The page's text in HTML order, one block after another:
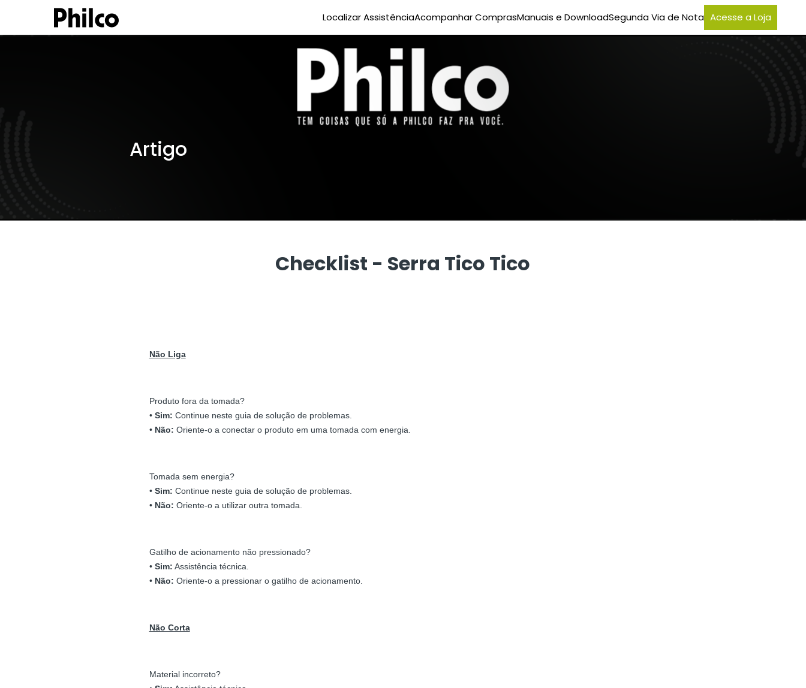
Localizar AssistênciaAcompanhar ComprasManuais e DownloadSegunda Via de Nota Acesse a Loja
Artigo
Checklist - Serra Tico Tico
Não Liga
Produto fora da tomada?
• Sim: Continue neste guia de solução de problemas.
• Não: Oriente-o a conectar o produto em uma tomada com energia.
Tomada sem energia?
• Sim: Continue neste guia de solução de problemas.
• Não: Oriente-o a utilizar outra tomada.
Gatilho de acionamento não pressionado?
• Sim: Assistência técnica.
• Não: Oriente-o a pressionar o gatilho de acionamento.
Não Corta
Material incorreto?